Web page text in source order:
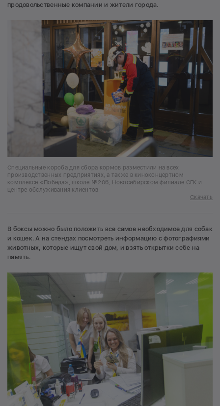
продовольственные компании и жители города.
Специальные короба для сбора кормов разместили на всех
производственных предприятиях, а также в киноконцертном
комплексе «Победа», школе №206, Новосибирском филиале СГК и
центре обслуживания клиентов
Скачать
В боксы можно было положить все самое необходимое для собак
и кошек. А на стендах посмотреть информацию с фотографиями
животных, которые ищут свой дом, и взять открытки себе на
память.